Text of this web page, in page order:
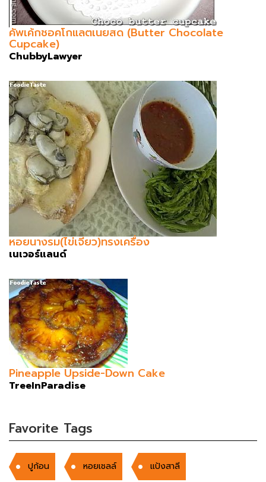
คัพเค้กชอคโกแลตเนยสด (Butter Chocolate
Cupcake)
ChubbyLawyer
หอยนางรม(ไข่เจียว)ทรงเครื่อง
เนเวอร์แลนด์
Pineapple Upside-Down Cake
TreeInParadise
Favorite Tags
ปูก้อน หอยเชลล์ แป้งสาลี